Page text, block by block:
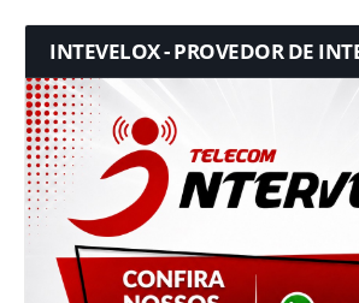
INTEVELOX - PROVEDOR DE